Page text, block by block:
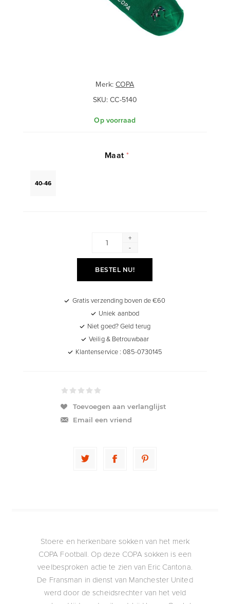
Merk: COPA
SKU: CC-5140
Op voorraad
Maat*
40-46
+
-
BESTEL NU!
Gratis verzending boven de €60
Uniek aanbod
Niet goed? Geld terug
Veilig & Betrouwbaar
Klantenservice : 085-0730145
Toevoegen aan verlanglijst
Email een vriend
Stoere en herkenbare sokken van het merk
COPA Football. Op deze COPA sokken is een
veelbesproken actie te zien van Eric Cantona.
De Fransman in dienst van Manchester United
werd door de scheidsrechter van het veld